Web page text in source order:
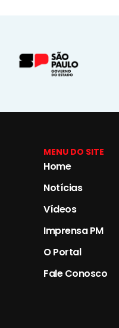
MENU DO SITE
Home
Notícias
Vídeos
Imprensa PM
O Portal
Fale Conosco